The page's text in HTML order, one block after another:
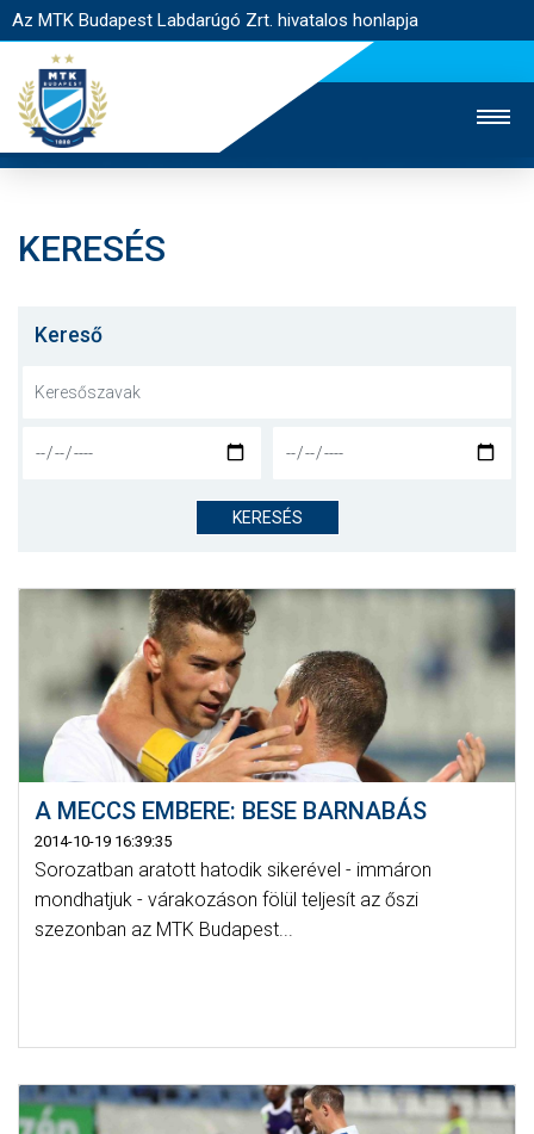
Az MTK Budapest Labdarúgó Zrt. hivatalos honlapja
JEGYÉRTÉKESÍTÉS
NYITÓLAP
CSAPATOK
KLUB
GALÉRIA
SZURKOLÓI ÉLMÉNYEK
AKKREDITÁCIÓ
KERESÉS
Kereső
KERESÉS
A MECCS EMBERE: BESE BARNABÁS
2014-10-19 16:39:35
Sorozatban aratott hatodik sikerével - immáron
mondhatjuk - várakozáson fölül teljesít az őszi
szezonban az MTK Budapest...